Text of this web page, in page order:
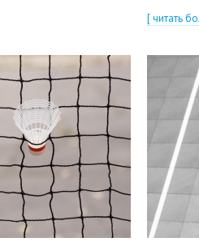
[ читать